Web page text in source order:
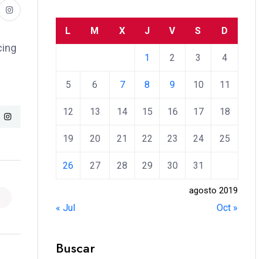
agosto 2019
L M X J V S D
1 2 3 4
5 6 7 8 9 10 11
12 13 14 15 16 17 18
19 20 21 22 23 24 25
26 27 28 29 30 31
« Jul Oct »
Buscar